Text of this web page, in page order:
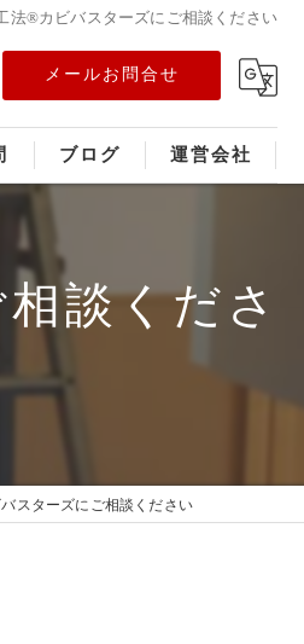
法®カビバスターズにご相談ください
メールお問合せ
ブログ 運営会社
メディア情報
談くださ
スターズにご相談ください